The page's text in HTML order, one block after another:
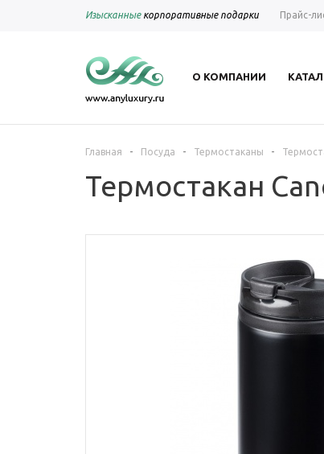
Изысканныекорпоративные подарки Прайс-
О КОМПАНИИ
Главная - Посуда - Термостаканы -
Термостакан